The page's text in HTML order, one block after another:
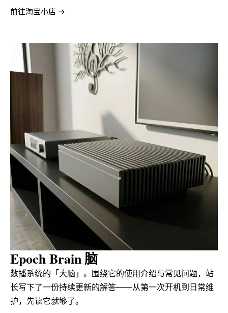
前往淘宝小店 →
Epoch Brain脑
数播系统的「大脑」。围绕它的使用介绍与常见问题，站
长写下了一份持续更新的解答——从第一次开机到日常维
护，先读它就够了。